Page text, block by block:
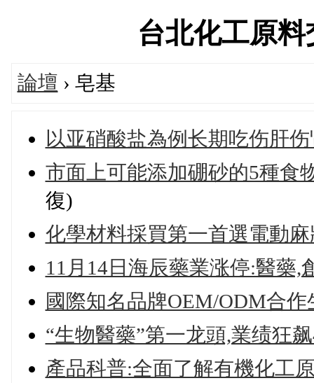
台北化工原
論壇 › 皂基
以亚硝酸盐為例长期吃伤肝
市面上可能添加硼砂的5種食
復)
化學材料採買第一首選電動
11月14日海辰藥業涨停:醫藥,
國際知名品牌OEM/ODM合作
“生物醫藥”第一龙頭,業绩狂
產品科普:全面了解有機化工